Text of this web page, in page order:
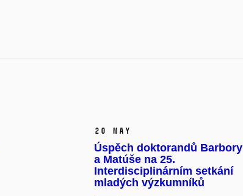
20 May
Úspěch doktorandů Barbory
a Matúše na 25.
Interdisciplinárním setkání
mladých výzkumníků